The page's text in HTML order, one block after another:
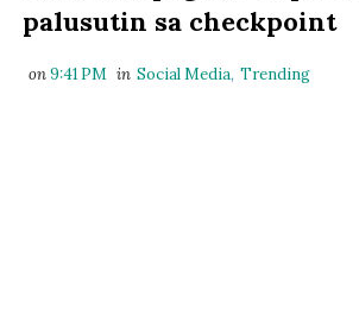
palusutin sa checkpoint
on9:41 PM in Social Media, Trending